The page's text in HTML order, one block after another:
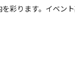
彩ります。イベン